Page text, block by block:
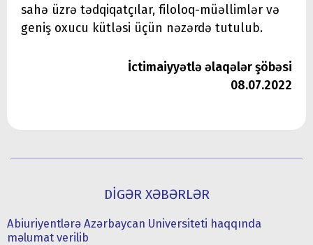
sahə üzrə tədqiqatçılar, filoloq-müəllimlər və
geniş oxucu kütləsi üçün nəzərdə tutulub.
İctimaiyyətlə əlaqələr şöbəsi
08.07.2022
DİGƏR XƏBƏRLƏR
Abiuriyentlərə Azərbaycan Universiteti haqqında
məlumat verilib